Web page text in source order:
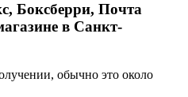
Боксберри, Почта
в Санкт-
обычно это около